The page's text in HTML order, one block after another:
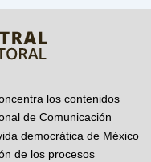
los contenidos
de Comunicación
democrática de México
de los procesos